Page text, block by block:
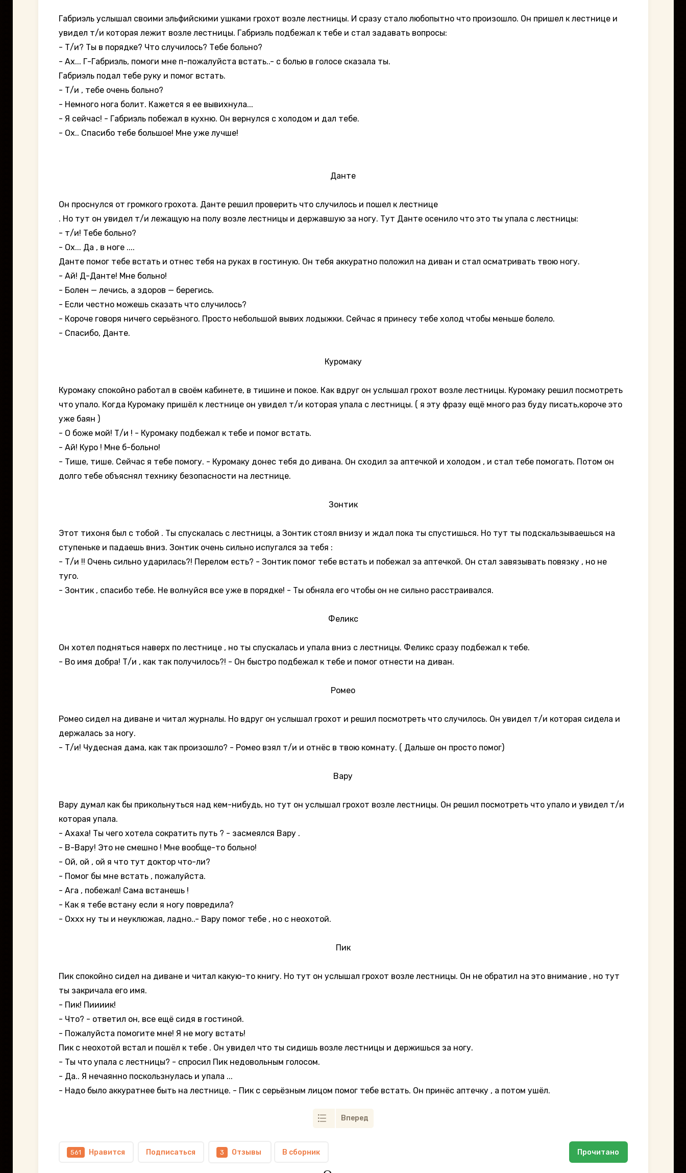
Габриэль услышал своими эльфийскими ушками грохот возле лестницы. И сразу стало любопытно что произошло. Он пришел к лестнице и
увидел т/и которая лежит возле лестницы. Габриэль подбежал к тебе и стал задавать вопросы:
- Т/и? Ты в порядке? Что случилось? Тебе больно?
- Ах... Г-Габриэль, помоги мне п-пожалуйста встать..- с болью в голосе сказала ты.
Габриэль подал тебе руку и помог встать.
- Т/и , тебе очень больно?
- Немного нога болит. Кажется я ее вывихнула...
- Я сейчас! - Габриэль побежал в кухню. Он вернулся с холодом и дал тебе.
- Ох.. Спасибо тебе большое! Мне уже лучше!
Данте
Он проснулся от громкого грохота. Данте решил проверить что случилось и пошел к лестнице
. Но тут он увидел т/и лежащую на полу возле лестницы и державшую за ногу. Тут Данте осенило что это ты упала с лестницы:
- т/и! Тебе больно?
- Ох... Да , в ноге ....
Данте помог тебе встать и отнес тебя на руках в гостиную. Он тебя аккуратно положил на диван и стал осматривать твою ногу.
- Ай! Д-Данте! Мне больно!
- Болен — лечись, а здоров — берегись.
- Если честно можешь сказать что случилось?
- Короче говоря ничего серьёзного. Просто небольшой вывих лодыжки. Сейчас я принесу тебе холод чтобы меньше болело.
- Спасибо, Данте.
Куромаку
Куромаку спокойно работал в своём кабинете, в тишине и покое. Как вдруг он услышал грохот возле лестницы. Куромаку решил посмотреть
что упало. Когда Куромаку пришёл к лестнице он увидел т/и которая упала с лестницы. ( я эту фразу ещё много раз буду писать,короче это
уже баян )
- О боже мой! Т/и ! - Куромаку подбежал к тебе и помог встать.
- Ай! Куро ! Мне б-больно!
- Тише, тише. Сейчас я тебе помогу. - Куромаку донес тебя до дивана. Он сходил за аптечкой и холодом , и стал тебе помогать. Потом он
долго тебе объяснял технику безопасности на лестнице.
Зонтик
Этот тихоня был с тобой . Ты спускалась с лестницы, а Зонтик стоял внизу и ждал пока ты спустишься. Но тут ты подскальзываешься на
ступеньке и падаешь вниз. Зонтик очень сильно испугался за тебя :
- Т/и !! Очень сильно ударилась?! Перелом есть? - Зонтик помог тебе встать и побежал за аптечкой. Он стал завязывать повязку , но не
туго.
- Зонтик , спасибо тебе. Не волнуйся все уже в порядке! - Ты обняла его чтобы он не сильно расстраивался.
Феликс
Он хотел подняться наверх по лестнице , но ты спускалась и упала вниз с лестницы. Феликс сразу подбежал к тебе.
- Во имя добра! Т/и , как так получилось?! - Он быстро подбежал к тебе и помог отнести на диван.
Ромео
Ромео сидел на диване и читал журналы. Но вдруг он услышал грохот и решил посмотреть что случилось. Он увидел т/и которая сидела и
держалась за ногу.
- Т/и! Чудесная дама, как так произошло? - Ромео взял т/и и отнёс в твою комнату. ( Дальше он просто помог)
Вару
Вару думал как бы прикольнуться над кем-нибудь, но тут он услышал грохот возле лестницы. Он решил посмотреть что упало и увидел т/и
которая упала.
- Ахаха! Ты чего хотела сократить путь ? - засмеялся Вару .
- В-Вару! Это не смешно ! Мне вообще-то больно!
- Ой, ой , ой я что тут доктор что-ли?
- Помог бы мне встать , пожалуйста.
- Ага , побежал! Сама встанешь !
- Как я тебе встану если я ногу повредила?
- Оххх ну ты и неуклюжая, ладно..- Вару помог тебе , но с неохотой.
Пик
Пик спокойно сидел на диване и читал какую-то книгу. Но тут он услышал грохот возле лестницы. Он не обратил на это внимание , но тут
ты закричала его имя.
- Пик! Пиииик!
- Что? - ответил он, все ещё сидя в гостиной.
- Пожалуйста помогите мне! Я не могу встать!
Пик с неохотой встал и пошёл к тебе . Он увидел что ты сидишь возле лестницы и держишься за ногу.
- Ты что упала с лестницы? - спросил Пик недовольным голосом.
- Да.. Я нечаянно поскользнулась и упала ...
- Надо было аккуратнее быть на лестнице. - Пик с серьёзным лицом помог тебе встать. Он принёс аптечку , а потом ушёл.
Вперед
561 Нравится Подписаться 3 Отзывы В сборник Прочитано